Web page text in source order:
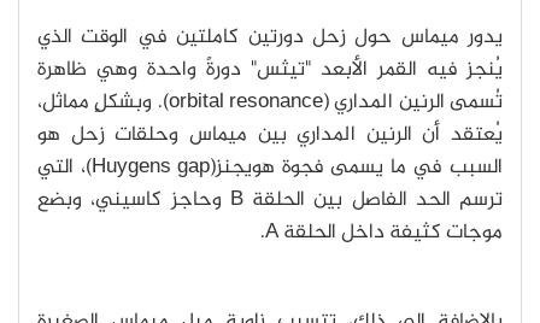
يدور ميماس حول زحل دورتين كاملتين في الوقت الذي
يُنجز فيه القمر الأبعد "تيثس" دورةً واحدة وهي ظاهرة
تُسمى الرنين المداري (orbital resonance). وبشكلٍ مماثل،
يُعتقد أن الرنين المداري بين ميماس وحلقات زحل هو
السبب في ما يسمى فجوة هويجنز(Huygens gap)، التي
ترسم الحد الفاصل بين الحلقة B وحاجز كاسيني، وبضع
موجات كثيفة داخل الحلقة A.